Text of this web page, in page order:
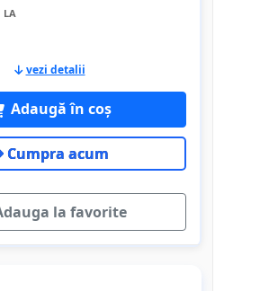
LA
vezi detalii
Adaugă în coș
Cumpra acum
la favorite